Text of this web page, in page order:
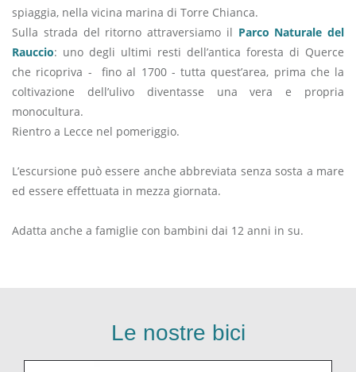
spiaggia, nella vicina marina di Torre Chianca.
Sulla strada del ritorno attraversiamo il Parco Naturale del
Rauccio: uno degli ultimi resti dell’antica foresta di Querce
che ricopriva - fino al 1700 - tutta quest’area, prima che la
coltivazione dell’ulivo diventasse una vera e propria
monocultura.
Rientro a Lecce nel pomeriggio.
L’escursione può essere anche abbreviata senza sosta a mare
ed essere effettuata in mezza giornata.
Adatta anche a famiglie con bambini dai 12 anni in su.
Le nostre bici